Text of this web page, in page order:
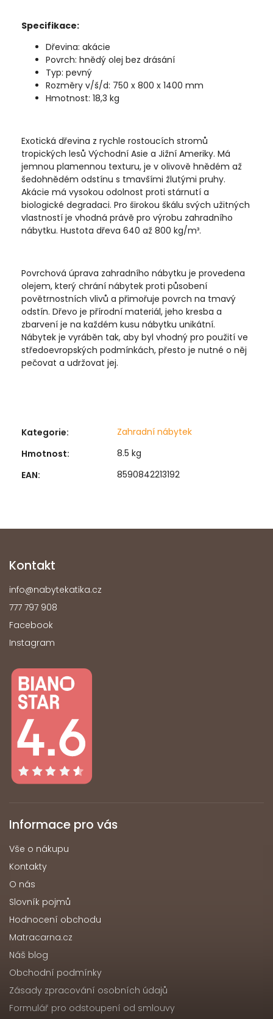
Specifikace:
Dřevina: akácie
Povrch: hnědý olej bez drásání
Typ: pevný
Rozměry v/š/d: 750 x 800 x 1400 mm
Hmotnost: 18,3 kg
Exotická dřevina z rychle rostoucích stromů
tropických lesů Východní Asie a Jižní Ameriky. Má
jemnou plamennou texturu, je v olivově hnědém až
šedohnědém odstínu s tmavšími žlutými pruhy.
Akácie má vysokou odolnost proti stárnutí a
biologické degradaci. Pro širokou škálu svých užitných
vlastností je vhodná právě pro výrobu zahradního
nábytku. Hustota dřeva 640 až 800 kg/m³.
Povrchová úprava zahradního nábytku je provedena
olejem, který chrání nábytek proti působení
povětrnostních vlivů a přimořuje povrch na tmavý
odstín. Dřevo je přírodní materiál, jeho kresba a
zbarvení je na každém kusu nábytku unikátní.
Nábytek je vyráběn tak, aby byl vhodný pro použití ve
středoevropských podmínkách, přesto je nutné o něj
pečovat a udržovat jej.
Kategorie:
Zahradní nábytek
Hmotnost:
8.5 kg
EAN: 8590842213192
Kontakt
info@nabytekatika.cz
777 797 908
Facebook
Instagram
Informace pro vás
Vše o nákupu
Kontakty
O nás
Slovník pojmů
Hodnocení obchodu
Matracarna.cz
Náš blog
Obchodní podmínky
Zásady zpracování osobních údajů
Formulář pro odstoupení od smlouvy